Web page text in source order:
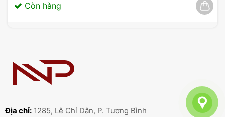
Còn hàng
Địa chỉ: 1285, Lê Chí Dân, P. Tương Bình